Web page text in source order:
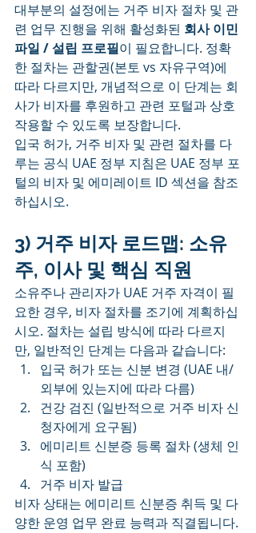
대부분의 설정에는 거주 비자 절차 및 관
련 업무 진행을 위해 활성화된 회사 이민
파일 / 설립 프로필이 필요합니다. 정확
한 절차는 관할권(본토 vs 자유구역)에
따라 다르지만, 개념적으로 이 단계는 회
사가 비자를 후원하고 관련 포털과 상호
작용할 수 있도록 보장합니다.
입국 허가, 거주 비자 및 관련 절차를 다
루는 공식 UAE 정부 지침은 UAE 정부 포
털의 비자 및 에미레이트 ID 섹션을 참조
하십시오.
3) 거주 비자 로드맵: 소유
주, 이사 및 핵심 직원
소유주나 관리자가 UAE 거주 자격이 필
요한 경우, 비자 절차를 조기에 계획하십
시오. 절차는 설립 방식에 따라 다르지
만, 일반적인 단계는 다음과 같습니다:
입국 허가 또는 신분 변경 (UAE 내/
외부에 있는지에 따라 다름)
건강 검진 (일반적으로 거주 비자 신
청자에게 요구됨)
에미리트 신분증 등록 절차 (생체 인
식 포함)
거주 비자 발급
비자 상태는 에미리트 신분증 취득 및 다
양한 운영 업무 완료 능력과 직결됩니다.